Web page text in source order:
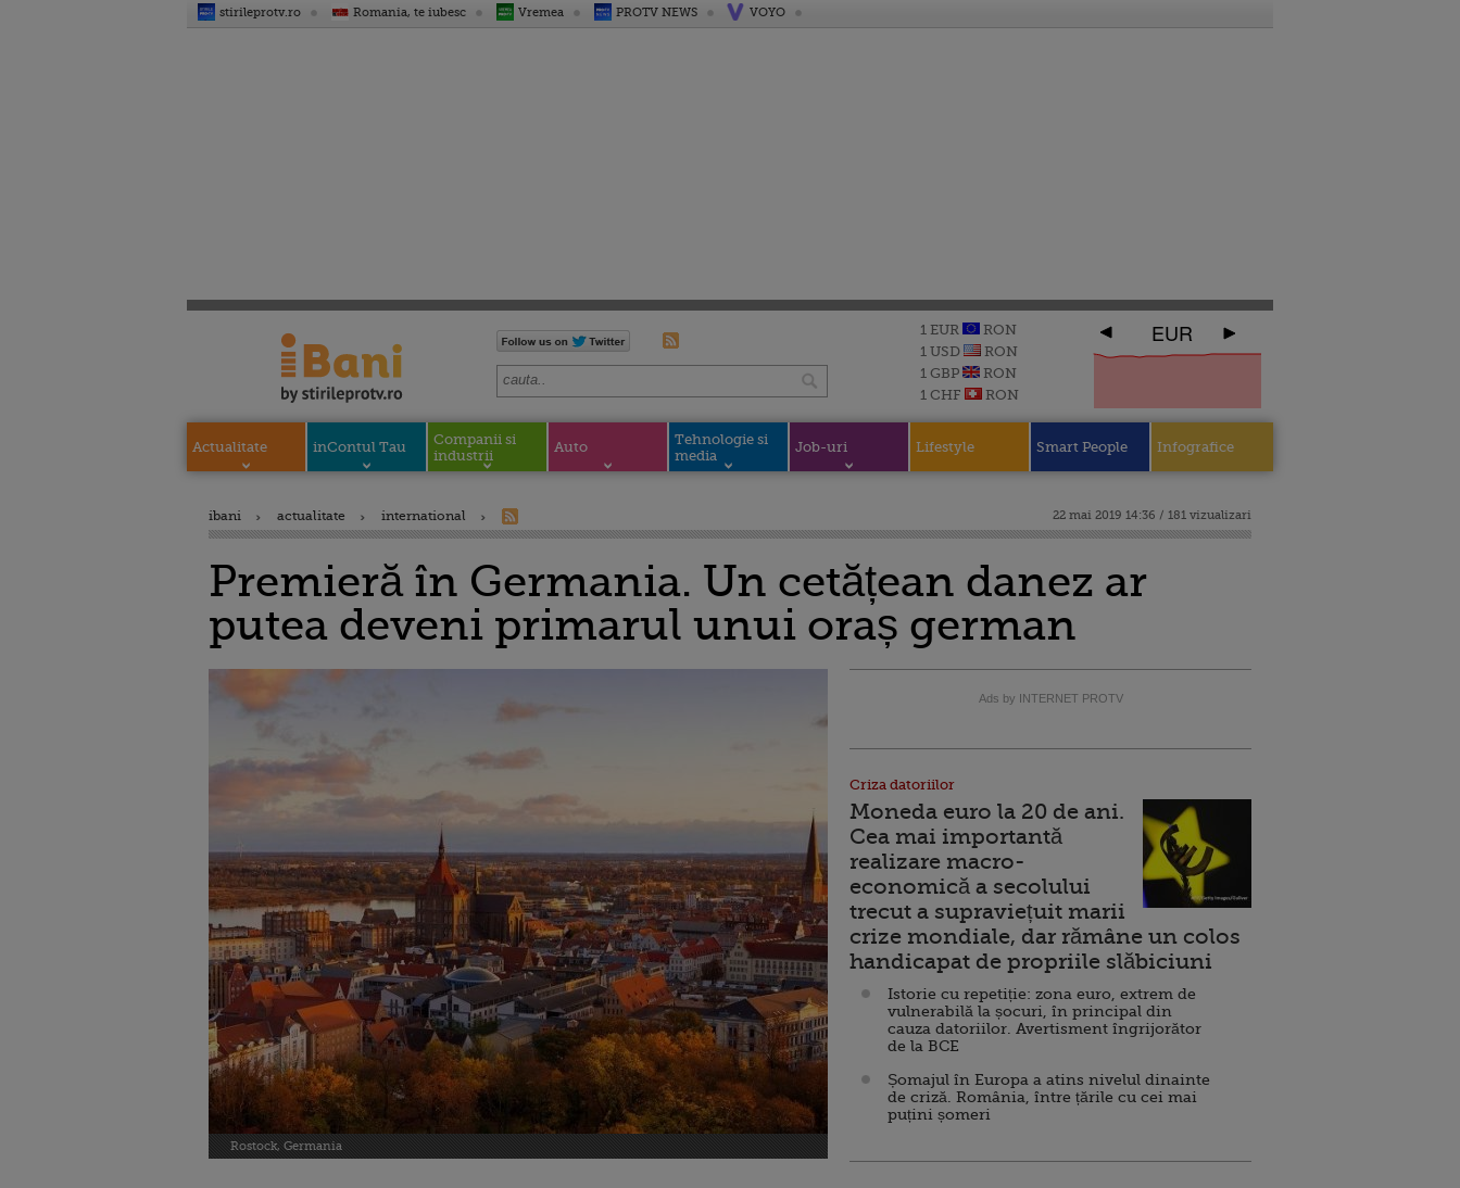
stirileprotv.ro Romania, te iubesc Vremea PROTV NEWS VOYO
1 EUR
RON
1 USD
RON
1 GBP
RON
1 CHF
RON
EUR
Actualitate inContul Tau
Companii si
industrii
Auto
Tehnologie si
media
Job-uri Lifestyle Smart People Infografice
ibani actualitate international 22 mai 2019 14:36 / 181 vizualizari
Premieră în Germania. Un cetățean danez ar
putea deveni primarul unui oraș german
Rostock, Germania
Ads by INTERNET PROTV
Criza datoriilor
Moneda euro la 20 de ani.
Cea mai importantă
realizare macro-
economică a secolului
trecut a supraviețuit marii
crize mondiale, dar rămâne un colos
handicapat de propriile slăbiciuni
Istorie cu repetiție: zona euro, extrem de
vulnerabilă la șocuri, în principal din
cauza datoriilor. Avertisment îngrijorător
de la BCE
Șomajul în Europa a atins nivelul dinainte
de criză. România, între țările cu cei mai
puțini șomeri